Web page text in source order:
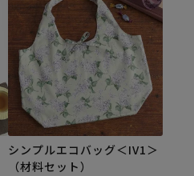
シンプルエコバッグ＜IV1＞
（材料セット）